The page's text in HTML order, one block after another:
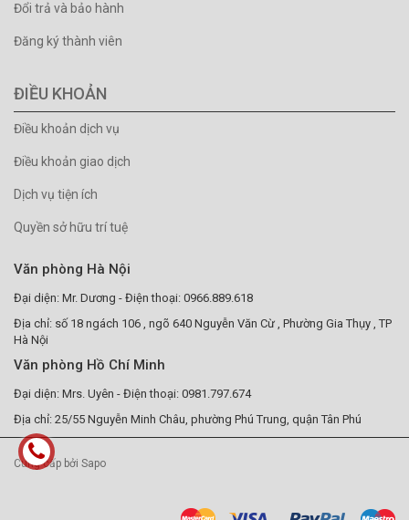
Đổi trả và bảo hành
Đăng ký thành viên
ĐIỀU KHOẢN
Điều khoản dịch vụ
Điều khoản giao dịch
Dịch vụ tiện ích
Quyền sở hữu trí tuệ
Văn phòng Hà Nội
Đại diện: Mr. Dương - Điện thoại: 0966.889.618
Địa chỉ: số 18 ngách 106 , ngõ 640 Nguyễn Văn Cừ , Phường Gia Thụy , TP
Hà Nội
Văn phòng Hồ Chí Minh
Đại diện: Mrs. Uyên - Điện thoại: 0981.797.674
Địa chỉ: 25/55 Nguyễn Minh Châu, phường Phú Trung, quận Tân Phú
Cung cấp bởi Sapo